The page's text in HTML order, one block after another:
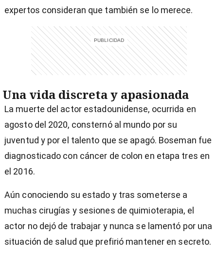
expertos consideran que también se lo merece.
Una vida discreta y apasionada
La muerte del actor estadounidense, ocurrida en
agosto del 2020, consternó al mundo por su
juventud y por el talento que se apagó. Boseman fue
diagnosticado con cáncer de colon en etapa tres en
el 2016.
Aún conociendo su estado y tras someterse a
muchas cirugías y sesiones de quimioterapia, el
actor no dejó de trabajar y nunca se lamentó por una
situación de salud que prefirió mantener en secreto.